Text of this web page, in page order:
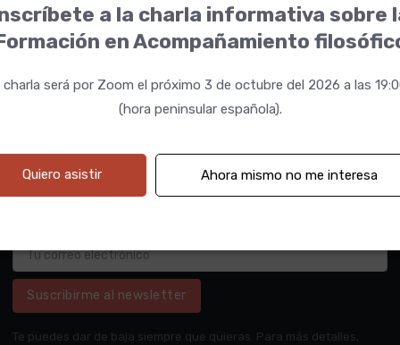
Suscribirme al newsletter
Te puedes dar de baja siempre que quieras. Para más detalles,
a la charla informativa sobre
en Acompañamiento
charla será por Zoom el próximo 3 de octubre del 2026 a las
(hora peninsular española).
Quiero asistir Ahora mismo no me interesa